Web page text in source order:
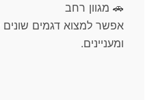
🚗 מגוון רחב
אפשר למצוא דגמים שונים
ומעניינים.